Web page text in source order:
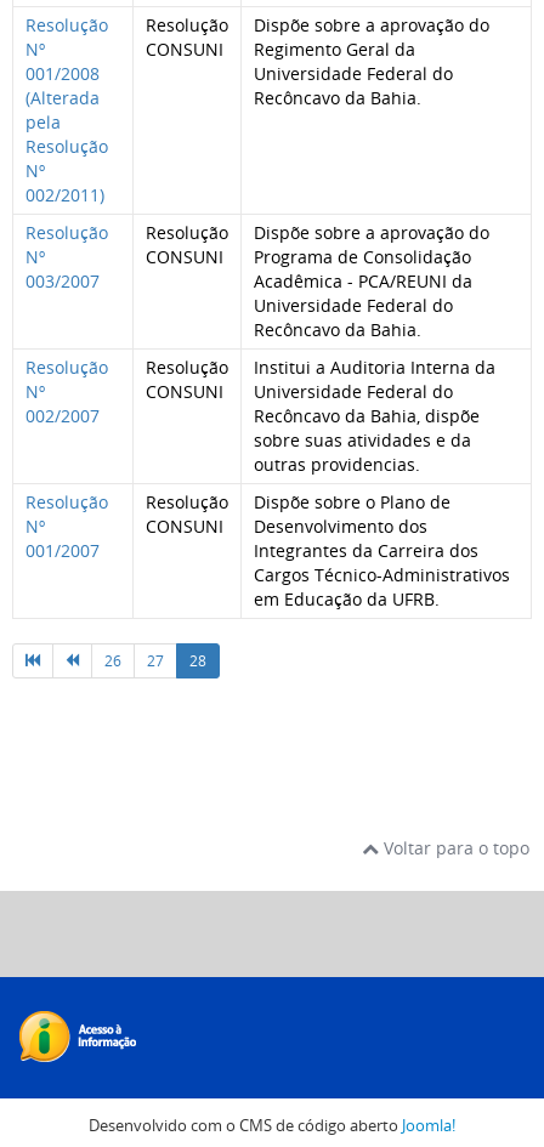
Resolução
Nº
001/2008
(Alterada
pela
Resolução
Nº
002/2011)
Resolução
CONSUNI
Dispõe sobre a aprovação do
Regimento Geral da
Universidade Federal do
Recôncavo da Bahia.
Resolução
Nº
003/2007
Resolução
CONSUNI
Dispõe sobre a aprovação do
Programa de Consolidação
Acadêmica - PCA/REUNI da
Universidade Federal do
Recôncavo da Bahia.
Resolução
Nº
002/2007
Resolução
CONSUNI
Institui a Auditoria Interna da
Universidade Federal do
Recôncavo da Bahia, dispõe
sobre suas atividades e da
outras providencias.
Resolução
Nº
001/2007
Resolução
CONSUNI
Dispõe sobre o Plano de
Desenvolvimento dos
Integrantes da Carreira dos
Cargos Técnico-Administrativos
em Educação da UFRB.
26 27 28
Voltar para o topo
Desenvolvido com o CMS de código aberto Joomla!